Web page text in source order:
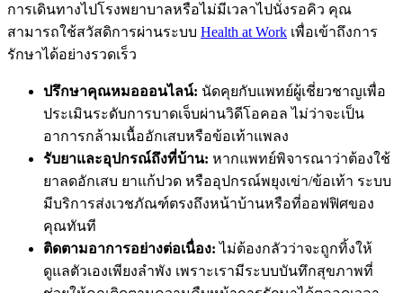
การเดินทางไปโรงพยาบาลหรือไม่มีเวลาไปนั่งรอคิว คุณ
สามารถใช้สวัสดิการผ่านระบบ Health at Work เพื่อเข้าถึงการ
รักษาได้อย่างรวดเร็ว
ปรึกษาคุณหมอออนไลน์: นัดคุยกับแพทย์ผู้เชี่ยวชาญเพื่อ
ประเมินระดับการบาดเจ็บผ่านวิดีโอคอล ไม่ว่าจะเป็น
อาการกล้ามเนื้ออักเสบหรือข้อเท้าแพลง
รับยาและอุปกรณ์ถึงที่บ้าน: หากแพทย์พิจารณาว่าต้องใช้
ยาลดอักเสบ ยาแก้ปวด หรืออุปกรณ์พยุงเข่า/ข้อเท้า ระบบ
มีบริการส่งเวชภัณฑ์ตรงถึงหน้าบ้านหรือที่ออฟฟิศของ
คุณทันที
ติดตามอาการอย่างต่อเนื่อง: ไม่ต้องกลัวว่าจะถูกทิ้งให้
ดูแลตัวเองเพียงลำพัง เพราะเรามีระบบบันทึกสุขภาพที่